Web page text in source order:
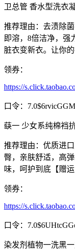
卫总管 香水型洗衣
推荐理由：去渍除
即溶，8倍洁净，强
脏衣变新衣。让你
领券：
https://
口令：
蒛一 少女系纯棉裆
推荐理由：优质进
臀，亲肤舒适，高
味，呵护到底【赠运
领券：
https://
口令：
染发剂植物一洗黑